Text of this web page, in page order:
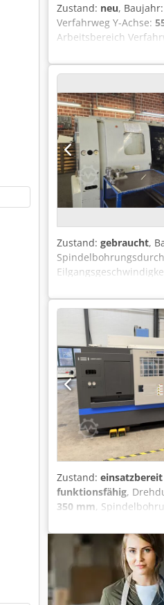
Zustand: neu, Baujahr:
Verfahrweg Y-Achse:
Arbeitsbereich
x B) : 1.100 x 502
Drehmoment : 178
Werkzeugwechsler :
Meehanite Guss
Späneförderer inkl.
(IKZ 30 bar) Kühlluft :
Spindelöl
Achse : PLC seitig
Zustand: gebraucht,
Abmessungen L x B
CNC- Drehmaschine
Ölnebelabsaugung
Zustand:
funktionsfähig,
350 mm,
3.500 U/min,
4.500 kg
,
Dokumentation/
CNC-Drehmaschine,
Die Maschine ist